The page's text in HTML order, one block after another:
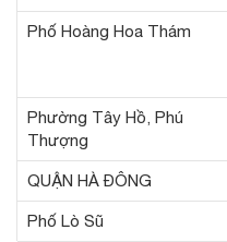
Phố Hoàng Hoa Thám
Phường Tây Hồ, Phú
Thượng
QUẬN HÀ ĐÔNG
Phố Lò Sũ